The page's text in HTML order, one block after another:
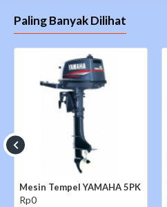
Paling Banyak Dilihat
Mesin Tempel YAMAHA 5PK
Rp0